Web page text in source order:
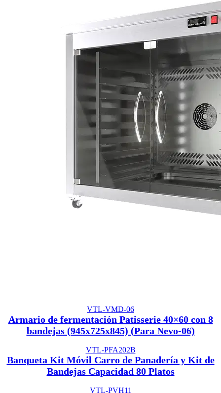
VTL-VMD-06
Armario de fermentación Patisserie 40×60 con 8
bandejas (945x725x845) (Para Nevo-06)
VTL-PFA202B
Banqueta Kit Móvil Carro de Panadería y Kit de
Bandejas Capacidad 80 Platos
VTL-PVH11